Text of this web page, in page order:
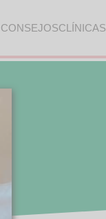
CLÍNICAS